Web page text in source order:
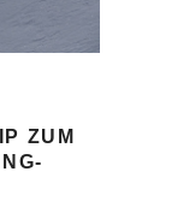
ZUM